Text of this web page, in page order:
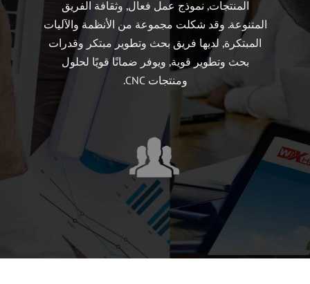
المنتجات, نموذج عمل فعال, وثقافة الفريق
المتنوعة. وقد شكلت مجموعة من الأنظمة والآليات
المبتكرة, لديها فريق بحث وتطوير مبتكر وقدرات
بحث وتطوير قوية, ويوفر ضمانًا قويًا لحلول
ومنتجات CNC.